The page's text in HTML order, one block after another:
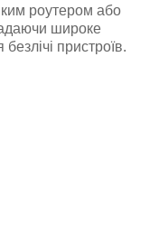
роутером або
широке
пристроїв.